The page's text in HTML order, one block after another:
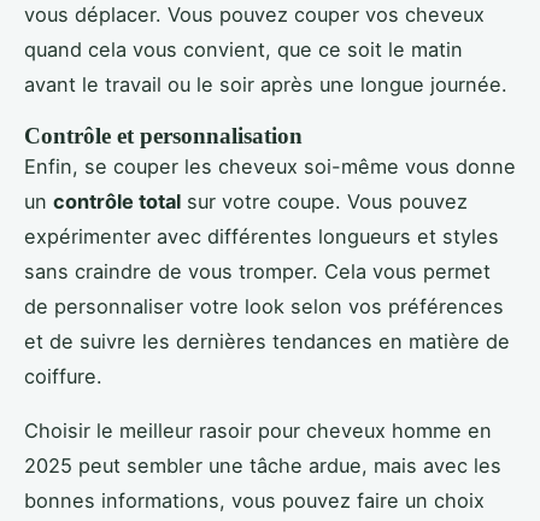
vous déplacer. Vous pouvez couper vos cheveux
quand cela vous convient, que ce soit le matin
avant le travail ou le soir après une longue journée.
Contrôle et personnalisation
Enfin, se couper les cheveux soi-même vous donne
un contrôle total sur votre coupe. Vous pouvez
expérimenter avec différentes longueurs et styles
sans craindre de vous tromper. Cela vous permet
de personnaliser votre look selon vos préférences
et de suivre les dernières tendances en matière de
coiffure.
Choisir le meilleur rasoir pour cheveux homme en
2025 peut sembler une tâche ardue, mais avec les
bonnes informations, vous pouvez faire un choix